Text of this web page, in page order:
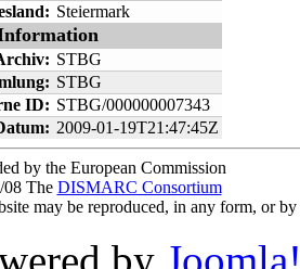
Steiermark
STBG
STBG
ID: STBG/000000007343
2009-01-19T21:47:45Z
by the European Commission
The DISMARC Consortium
may be reproduced, in any form, or